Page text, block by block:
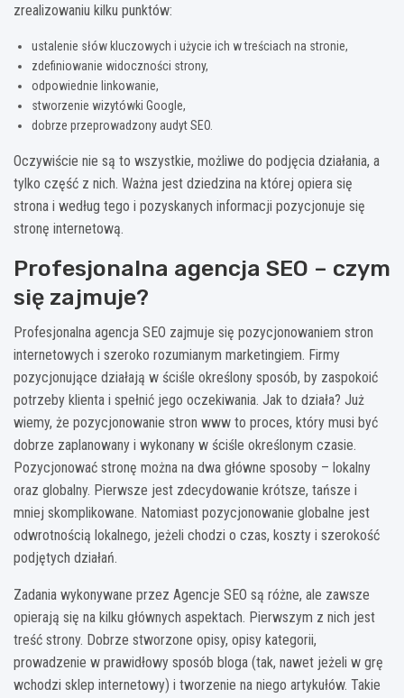
zrealizowaniu kilku punktów:
ustalenie słów kluczowych i użycie ich w treściach na stronie,
zdefiniowanie widoczności strony,
odpowiednie linkowanie,
stworzenie wizytówki Google,
dobrze przeprowadzony audyt SEO.
Oczywiście nie są to wszystkie, możliwe do podjęcia działania, a
tylko część z nich. Ważna jest dziedzina na której opiera się
strona i według tego i pozyskanych informacji pozycjonuje się
stronę internetową.
Profesjonalna agencja SEO – czym
się zajmuje?
Profesjonalna agencja SEO zajmuje się pozycjonowaniem stron
internetowych i szeroko rozumianym marketingiem. Firmy
pozycjonujące działają w ściśle określony sposób, by zaspokoić
potrzeby klienta i spełnić jego oczekiwania. Jak to działa? Już
wiemy, że pozycjonowanie stron www to proces, który musi być
dobrze zaplanowany i wykonany w ściśle określonym czasie.
Pozycjonować stronę można na dwa główne sposoby – lokalny
oraz globalny. Pierwsze jest zdecydowanie krótsze, tańsze i
mniej skomplikowane. Natomiast pozycjonowanie globalne jest
odwrotnością lokalnego, jeżeli chodzi o czas, koszty i szerokość
podjętych działań.
Zadania wykonywane przez Agencje SEO są różne, ale zawsze
opierają się na kilku głównych aspektach. Pierwszym z nich jest
treść strony. Dobrze stworzone opisy, opisy kategorii,
prowadzenie w prawidłowy sposób bloga (tak, nawet jeżeli w grę
wchodzi sklep internetowy) i tworzenie na niego artykułów. Takie